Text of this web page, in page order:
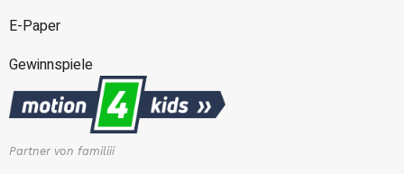
E-Paper
Gewinnspiele
Partner von familiii